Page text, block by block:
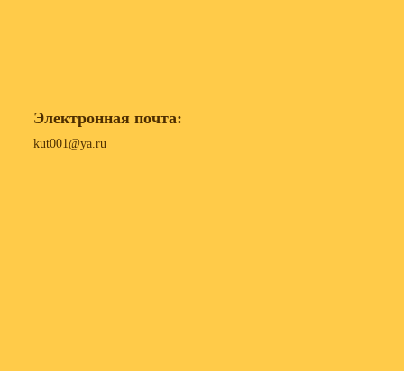
Электронная почта:
kut001@ya.ru